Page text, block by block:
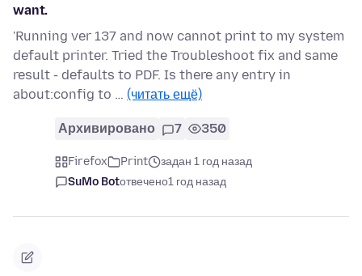
want.
'Running ver 137 and now cannot print to my system
default printer. Tried the Troubleshoot fix and same
result - defaults to PDF. Is there any entry in
about:config to … (читать ещё)
Архивировано 7 350
Firefox Print
задан 1 год назад
SuMo Botотвечено1 год назад